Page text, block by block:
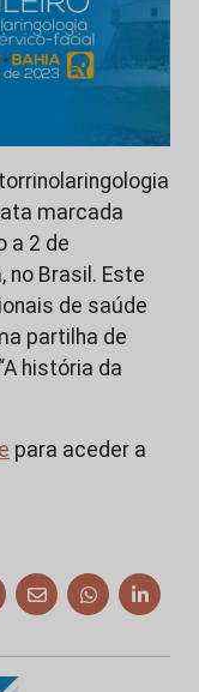
marcada
a 2 de
no Brasil. Este
de saúde
partilha de
história da
para aceder a